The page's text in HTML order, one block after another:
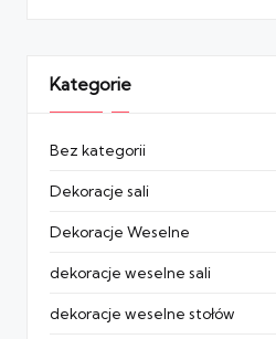
Kategorie
Bez kategorii
Dekoracje sali
Dekoracje Weselne
dekoracje weselne sali
dekoracje weselne stołów